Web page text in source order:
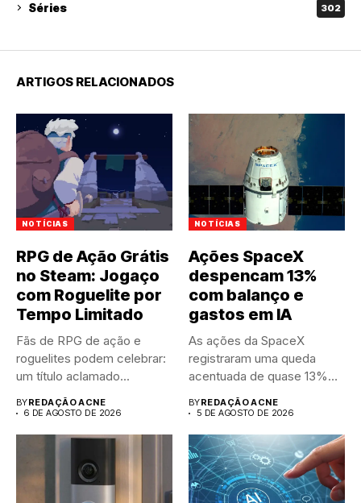
Séries 302
ARTIGOS RELACIONADOS
NOTÍCIAS
RPG de Ação Grátis
no Steam: Jogaço
com Roguelite por
Tempo Limitado
Fãs de RPG de ação e
roguelites podem celebrar:
um título aclamado...
BYREDAÇÃO ACNE
6 DE AGOSTO DE 2026
NOTÍCIAS
Ações SpaceX
despencam 13%
com balanço e
gastos em IA
As ações da SpaceX
registraram uma queda
acentuada de quase 13%
BYREDAÇÃO ACNE
5 DE AGOSTO DE 2026